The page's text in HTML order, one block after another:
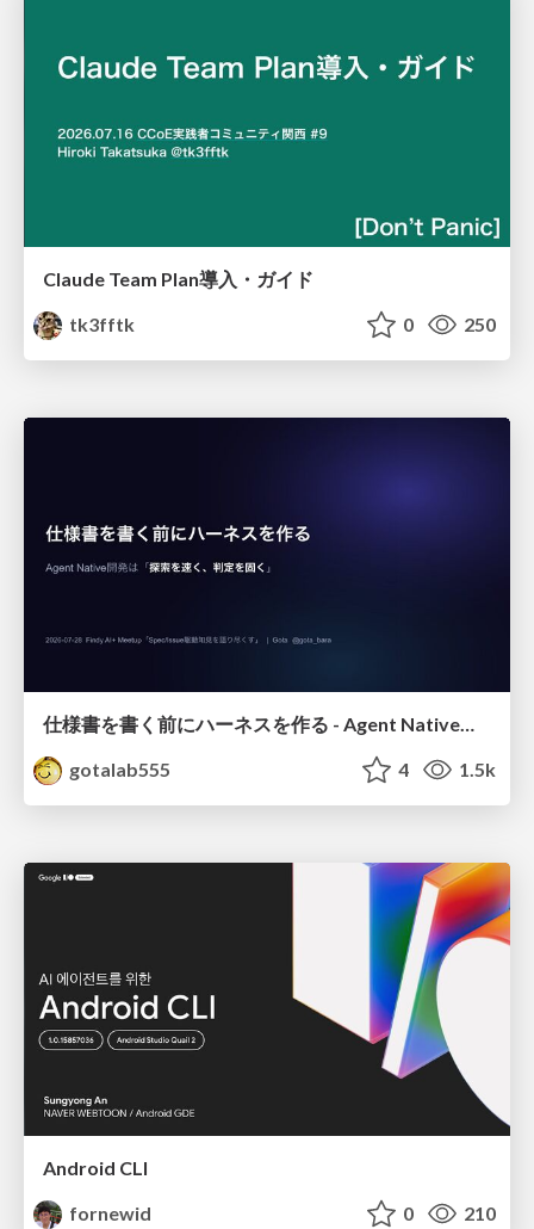
Claude Team Plan導入・ガイド
tk3fftk
0 250
gotalab555
4 1.5k
Android CLI
fornewid
0 210